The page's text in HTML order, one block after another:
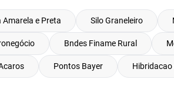
Amarela e Preta Silo Graneleiro
Bndes Finame Rural
Pontos Bayer